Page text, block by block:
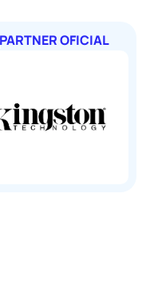
PARTNER OFICIAL